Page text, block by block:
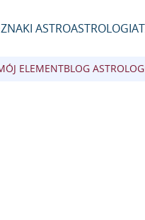
ZNAKI ASTROASTROLOGIA
ELEMENTBLOG